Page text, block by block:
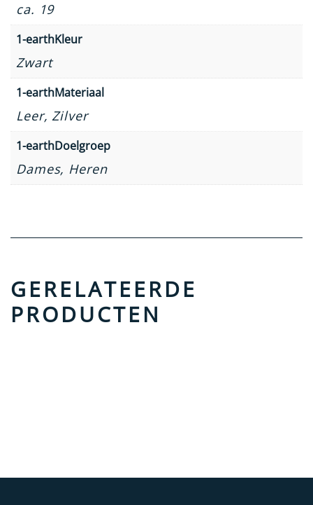
ca. 19
1-earthKleur
Zwart
1-earthMateriaal
Leer, Zilver
1-earthDoelgroep
Dames, Heren
GERELATEERDE
PRODUCTEN